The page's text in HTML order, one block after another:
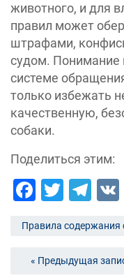
животного, и для
правил может
штрафами,
судом. Понимание
системе
только избежать
качественную,
собаки.
Поделиться этим:
Правила
« Предыдущая